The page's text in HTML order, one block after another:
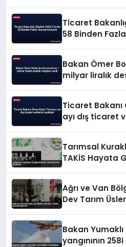
Ticaret
58 Binden
Bakan Ömer
milyar liralık
Ticaret
ayı dış ticaret
Tarımsal
TAKİS Hayata
Ağrı ve Van
Dev Tarım
Bakan
yangınının